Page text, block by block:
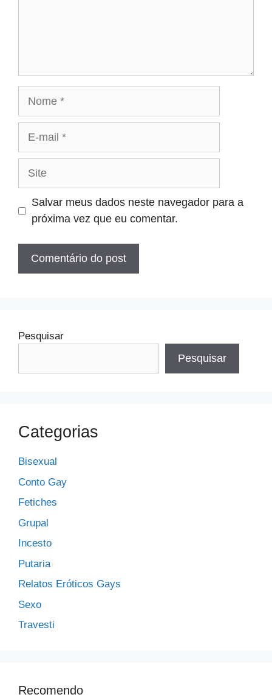
Site
Salvar meus dados neste navegador para a
próxima vez que eu comentar.
Pesquisar
Pesquisar
Categorias
Bisexual
Conto Gay
Fetiches
Grupal
Incesto
Putaria
Relatos Eróticos Gays
Sexo
Travesti
Recomendo